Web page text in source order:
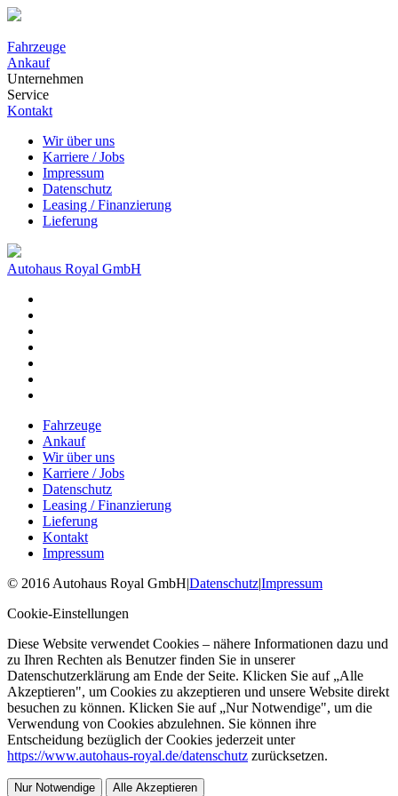
Fahrzeuge
Ankauf
Unternehmen
Service
Kontakt
Wir über uns
Karriere / Jobs
Impressum
Datenschutz
Leasing / Finanzierung
Lieferung
Autohaus Royal GmbH
Fahrzeuge
Ankauf
Wir über uns
Karriere / Jobs
Datenschutz
Leasing / Finanzierung
Lieferung
Kontakt
Impressum
© 2016 Autohaus Royal GmbH|Datenschutz|Impressum
Cookie-Einstellungen
Diese Website verwendet Cookies – nähere Informationen dazu und
zu Ihren Rechten als Benutzer finden Sie in unserer
Datenschutzerklärung am Ende der Seite. Klicken Sie auf „Alle
Akzeptieren", um Cookies zu akzeptieren und unsere Website direkt
besuchen zu können. Klicken Sie auf „Nur Notwendige", um die
Verwendung von Cookies abzulehnen. Sie können ihre
Entscheidung bezüglich der Cookies jederzeit unter
https://www.autohaus-royal.de/datenschutz zurücksetzen.
Nur Notwendige Alle Akzeptieren